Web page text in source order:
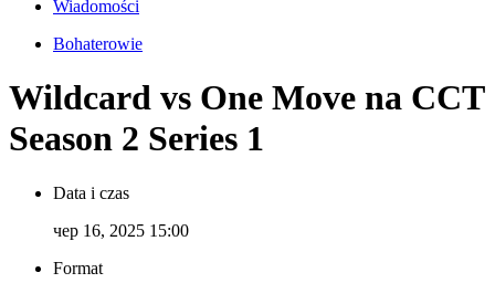
Wiadomości
Bohaterowie
Wildcard vs One Move na CCT
Season 2 Series 1
Data i czas
чер 16, 2025 15:00
Format